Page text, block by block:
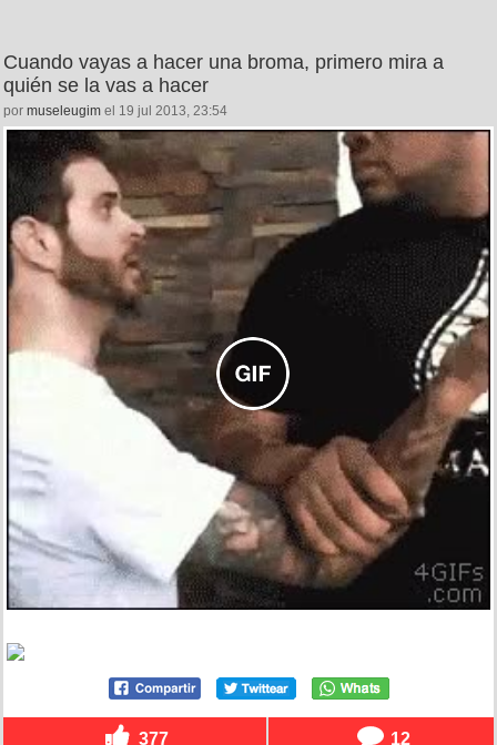
Cuando vayas a hacer una broma, primero mira a
quién se la vas a hacer
por museleugim el 19 jul 2013, 23:54
377 12